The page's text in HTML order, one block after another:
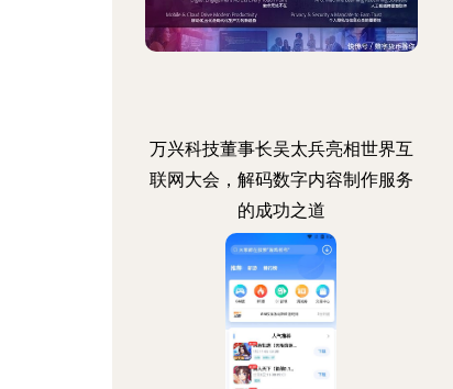
万兴科技董事长吴太兵亮相世界互
联网大会，解码数字内容制作服务
的成功之道